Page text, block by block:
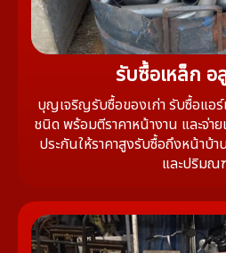
รับซื้อเหล็ก อ
บุญเจริญรับซื้อของเก่า รับซื้อแอร์
ชนิด พร้อมตีราคาหน้างาน และจ่
ประกันให้ราคาสูงรับซื้อถึงหน้าบ้
และปริมณ